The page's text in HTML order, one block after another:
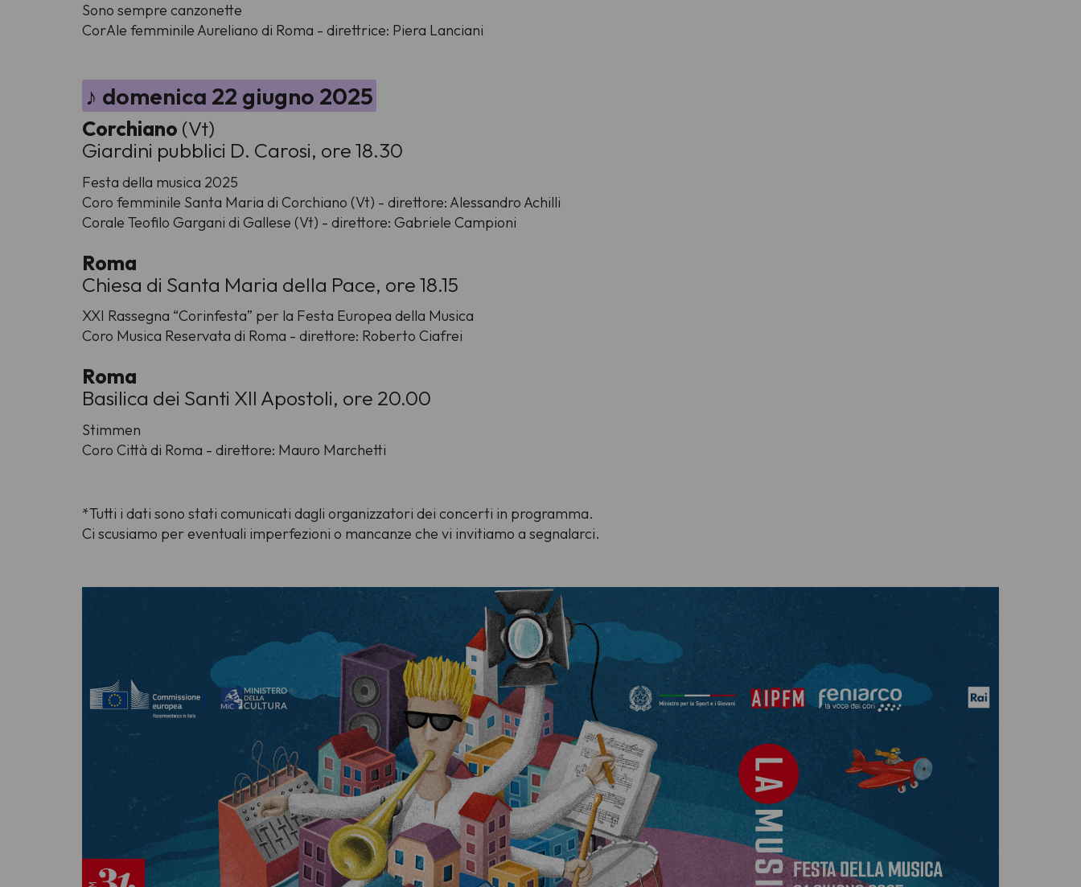
Sono sempre canzonette
CorAle femminile Aureliano di Roma - direttrice: Piera Lanciani
♪ domenica 22 giugno 2025
Corchiano (Vt)
Giardini pubblici D. Carosi, ore 18.30
Festa della musica 2025
Coro femminile Santa Maria di Corchiano (Vt) - direttore: Alessandro Achilli
Corale Teofilo Gargani di Gallese (Vt) - direttore: Gabriele Campioni
Roma
Chiesa di Santa Maria della Pace, ore 18.15
XXI Rassegna “Corinfesta” per la Festa Europea della Musica
Coro Musica Reservata di Roma - direttore: Roberto Ciafrei
Roma
Basilica dei Santi XII Apostoli, ore 20.00
Stimmen
Coro Città di Roma - direttore: Mauro Marchetti
*Tutti i dati sono stati comunicati dagli organizzatori dei concerti in programma.
Ci scusiamo per eventuali imperfezioni o mancanze che vi invitiamo a segnalarci.